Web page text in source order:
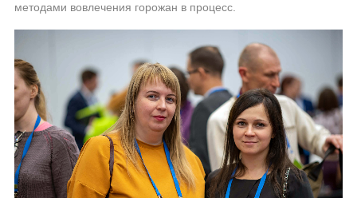
методами вовлечения горожан в процесс.